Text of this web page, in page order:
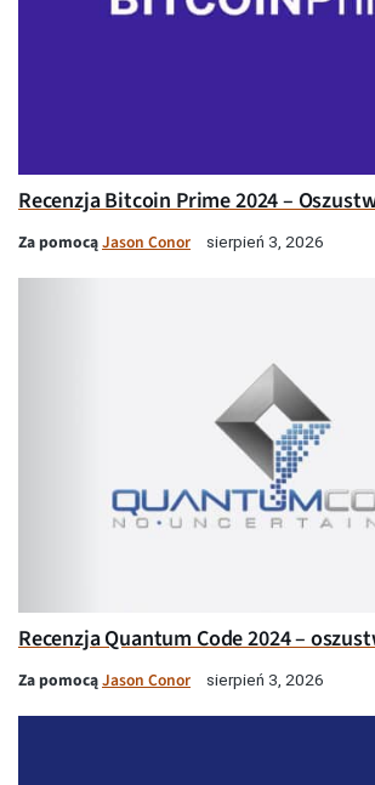
Recenzja Bitcoin Prime 2024 –
Za pomocąJason Conor sierpień 3, 2026
Recenzja Quantum Code 2024 –
Za pomocąJason Conor sierpień 3, 2026